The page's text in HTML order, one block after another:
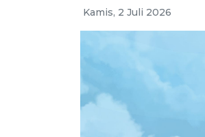
Kamis, 2 Juli 2026